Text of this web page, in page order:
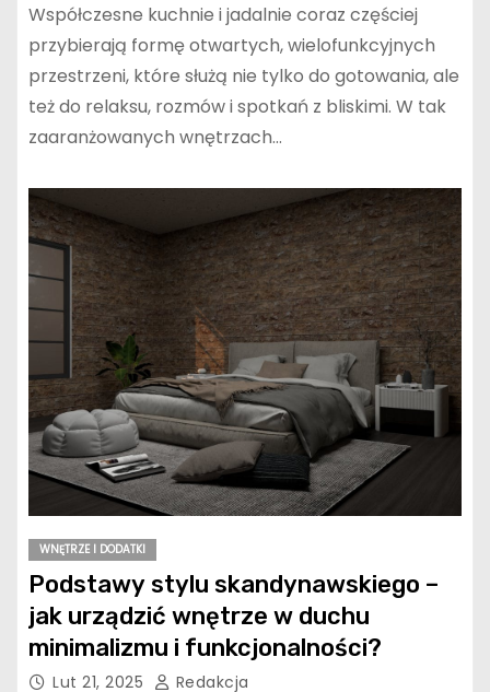
Współczesne kuchnie i jadalnie coraz częściej
przybierają formę otwartych, wielofunkcyjnych
przestrzeni, które służą nie tylko do gotowania, ale
też do relaksu, rozmów i spotkań z bliskimi. W tak
zaaranżowanych wnętrzach…
WNĘTRZE I DODATKI
Podstawy stylu skandynawskiego –
jak urządzić wnętrze w duchu
minimalizmu i funkcjonalności?
Lut 21, 2025 Redakcja